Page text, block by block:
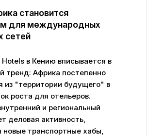
становится
для международных
сетей
в Кению вписывается в
тренд: Африка постепенно
из "территории будущего" в
роста для отельеров.
и региональный
деловая активность,
транспортные хабы,